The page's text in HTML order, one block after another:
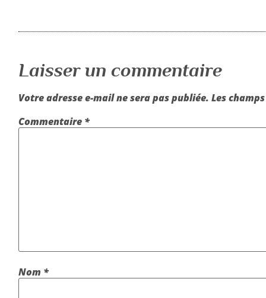
Laisser un commentaire
Votre adresse e-mail ne sera pas publiée. Les
Commentaire *
Nom *